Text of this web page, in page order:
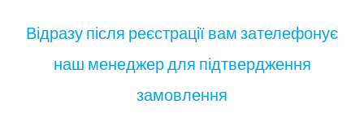
Відразу після реєстрації вам зателефонує
наш менеджер для підтвердження
замовлення